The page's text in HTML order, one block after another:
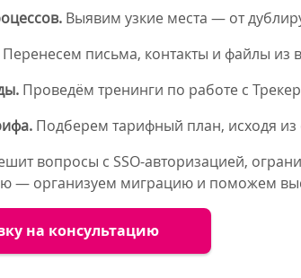
Выявим узкие места — от
Перенесем письма, контакты и файлы из
Проведём тренинги по работе с
Подберем тарифный план, исходя
вопросы с SSO-авторизацией,
— организуем миграцию и поможем
на консультацию